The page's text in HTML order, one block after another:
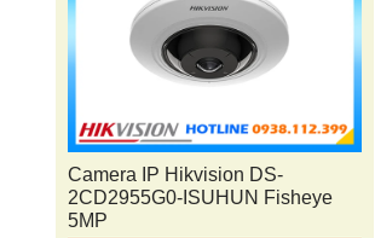
Camera IP Hikvision DS-
2CD2955G0-ISUHUN Fisheye
5MP